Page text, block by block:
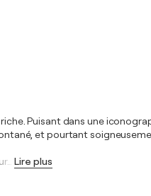
Puisant dans une
et pourtant
… Lire plus